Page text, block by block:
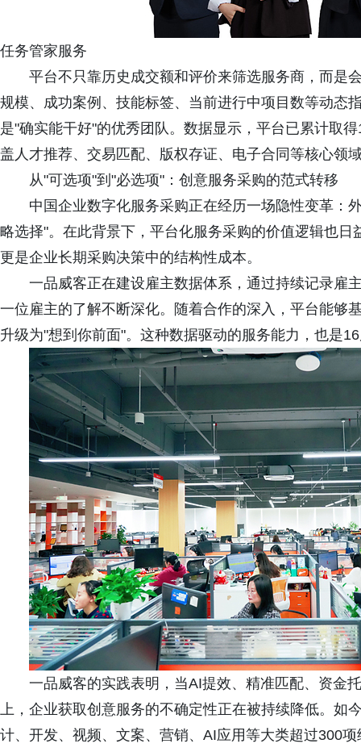
任务管家服务
平台不只靠历史成交额和评价来筛选服务商，而
规模、成功案例、技能标签、当前进行中项目数等动态
是"确实能干好"的优秀团队。数据显示，平台已累计取
盖人才推荐、交易匹配、版权存证、电子合同等核心领
从"可选项"到"必选项"：创意服务采购的范式转移
中国企业数字化服务采购正在经历一场隐性变革：
略选择"。在此背景下，平台化服务采购的价值逻辑也
更是企业长期采购决策中的结构性成本。
一品威客正在建设雇主数据体系，通过持续记录雇
一位雇主的了解不断深化。随着合作的深入，平台能
升级为"想到你前面"。这种数据驱动的服务能力，也是
一品威客的实践表明，当AI提效、精准匹配、资金
上，企业获取创意服务的不确定性正在被持续降低。如
计、开发、视频、文案、营销、AI应用等大类超过300